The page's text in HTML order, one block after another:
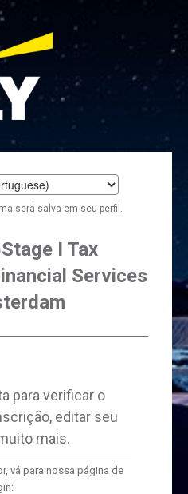
será salva em seu perfil.
I Tax
Services
para verificar o
editar seu
mais.
vá para nossa página de